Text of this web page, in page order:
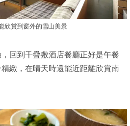
欣賞到窗外的雪山美景
回到千疊敷酒店餐廳正好是午餐
緻，在晴天時還能近距離欣賞南